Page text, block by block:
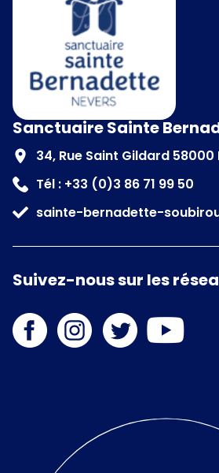
Sanctuaire Sainte
34, Rue Saint Gildard
Tél : +33 (0)3 86 71 99 50
sainte-bernadette-
Suivez-nous sur les